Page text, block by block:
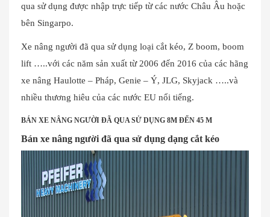
qua sử dụng được nhập trực tiếp từ các nước Châu Âu hoặc
bên Singarpo.
Xe nâng người đã qua sử dụng loại cắt kéo, Z boom, boom
lift …..với các năm sản xuất từ 2006 đến 2016 của các hãng
xe nâng Haulotte – Pháp, Genie – Ý, JLG, Skyjack …..và
nhiều thương hiêu của các nước EU nổi tiếng.
BÁN XE NÂNG NGƯỜI ĐÃ QUA SỬ DỤNG 8M ĐẾN 45 M
Bán xe nâng người đã qua sử dụng dạng cắt kéo